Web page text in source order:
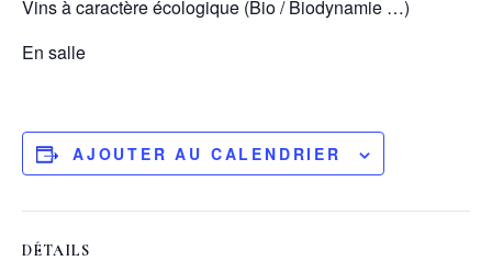
Vins à caractère écologique (Bio / Biodynamie …)
En salle
AJOUTER AU CALENDRIER
DÉTAILS